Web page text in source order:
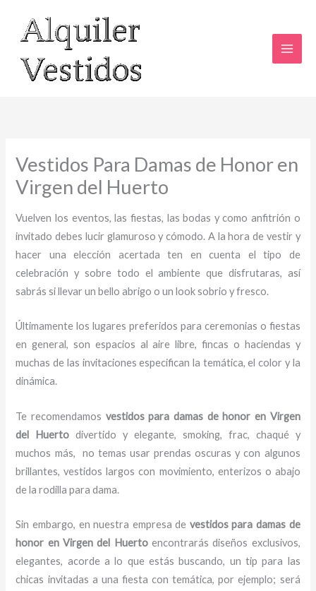
contenido
Vestidos Para Damas de Honor en
Virgen del Huerto
Vuelven los eventos, las fiestas, las bodas y como anfitrión o
invitado debes lucir glamuroso y cómodo. A la hora de vestir y
hacer una elección acertada ten en cuenta el tipo de
celebración y sobre todo el ambiente que disfrutaras, así
sabrás si llevar un bello abrigo o un look sobrio y fresco.
Últimamente los lugares preferidos para ceremonias o fiestas
en general, son espacios al aire libre, fincas o haciendas y
muchas de las invitaciones especifican la temática, el color y la
dinámica.
Te recomendamos vestidos para damas de honor en Virgen
del Huertodivertido y elegante, smoking, frac, chaqué y
muchos más,
no temas usar prendas oscuras y con algunos
brillantes, vestidos largos con movimiento, enterizos o abajo
de la rodilla para dama.
Sin embargo, en nuestra empresa de vestidos para damas de
honor en Virgen del Huerto encontrarás diseños exclusivos,
elegantes, acorde a lo que estás buscando, un tip para las
chicas invitadas a una fiesta con temática, por ejemplo; será